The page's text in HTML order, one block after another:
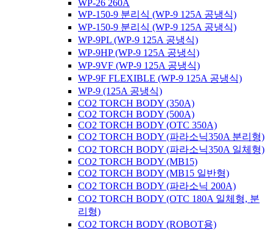
WP-26 260A
WP-150-9 분리식 (WP-9 125A 공냉식)
WP-150-9 분리식 (WP-9 125A 공냉식)
WP-9PL (WP-9 125A 공냉식)
WP-9HP (WP-9 125A 공냉식)
WP-9VF (WP-9 125A 공냉식)
WP-9F FLEXIBLE (WP-9 125A 공냉식)
WP-9 (125A 공냉식)
CO2 TORCH BODY (350A)
CO2 TORCH BODY (500A)
CO2 TORCH BODY (OTC 350A)
CO2 TORCH BODY (파라소닉350A 분리형)
CO2 TORCH BODY (파라소닉350A 일체형)
CO2 TORCH BODY (MB15)
CO2 TORCH BODY (MB15 일반형)
CO2 TORCH BODY (파라소닉 200A)
CO2 TORCH BODY (OTC 180A 일체형, 분
리형)
CO2 TORCH BODY (ROBOT용)